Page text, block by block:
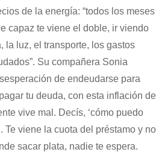
de la energía: “todos los meses
capaz te viene el doble, ir viendo
la luz, el transporte, los gastos
Su compañera Sonia
de endeudarse para
tu deuda, con esta inflación de
vive mal. Decís, ‘cómo puedo
Te viene la cuota del préstamo y no
sacar plata, nadie te espera.